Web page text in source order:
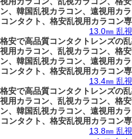
ン、韓国乱視カラコン、遠視用カ
コンタクト、格安乱視用カラコン
13.0㎜ 乱
格安で高品質コンタクトレンズの
視用カラコン、乱視カラコン、格
ン、韓国乱視カラコン、遠視用カ
コンタクト、格安乱視用カラコン
13.4㎜ 乱
格安で高品質コンタクトレンズの
視用カラコン、乱視カラコン、格
ン、韓国乱視カラコン、遠視用カ
コンタクト、格安乱視用カラコン
13.8㎜ 乱